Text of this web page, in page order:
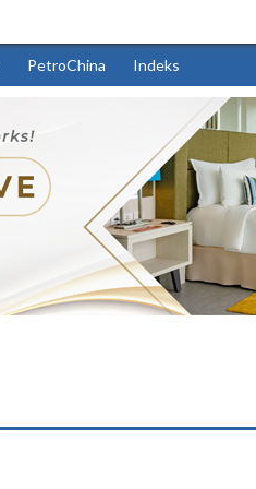
PetroChina Indeks